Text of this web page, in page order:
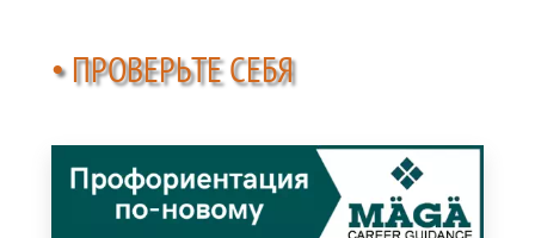
• ПРОВЕРЬТЕ СЕБЯ